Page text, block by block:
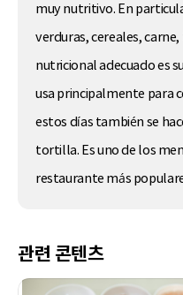
muy nutritivo. En
verduras, cereales,
nutricional adecuado es
usa principalmente para
estos días también se
tortilla. Es uno de los
restaurante más
관련 콘텐츠